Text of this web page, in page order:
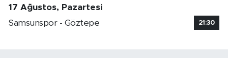
17 Ağustos, Pazartesi
Samsunspor - Göztepe
21:30